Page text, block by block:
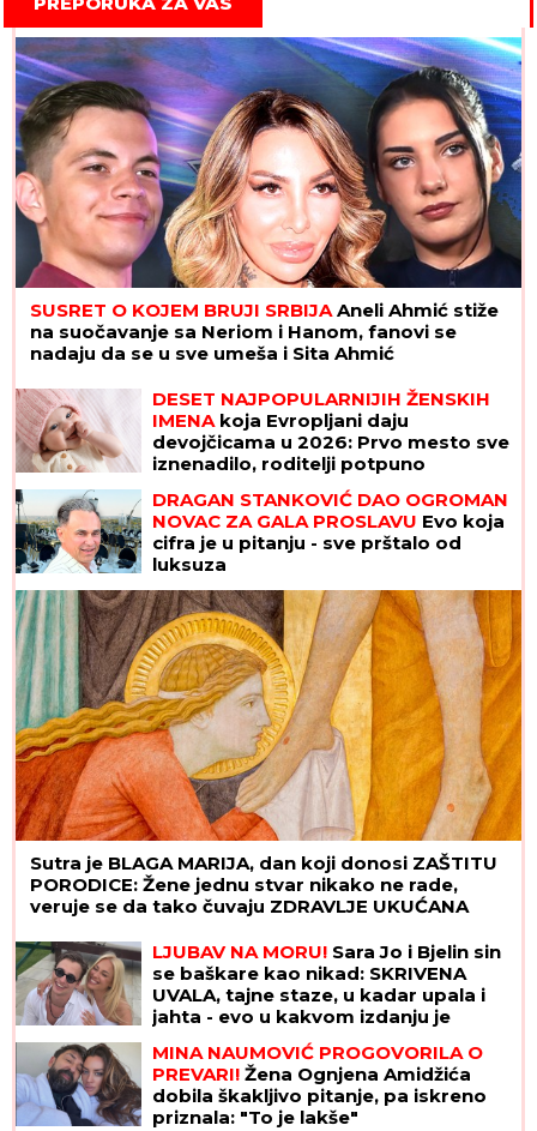
SUSRET O KOJEM BRUJI SRBIJAAneli Ahmić stiže
na suočavanje sa Neriom i Hanom, fanovi se
nadaju da se u sve umeša i Sita Ahmić
DESET NAJPOPULARNIJIH ŽENSKIH
IMENAkoja Evropljani daju
devojčicama u 2026: Prvo mesto sve
iznenadilo, roditelji potpuno
DRAGAN STANKOVIĆ DAO OGROMAN
NOVAC ZA GALA PROSLAVU Evo koja
cifra je u pitanju - sve prštalo od
luksuza
Sutra je BLAGA MARIJA, dan koji donosi ZAŠTITU
PORODICE: Žene jednu stvar nikako ne rade,
veruje se da tako čuvaju ZDRAVLJE UKUĆANA
LJUBAV NA MORU! Sara Jo i Bjelin sin
se baškare kao nikad: SKRIVENA
UVALA, tajne staze, u kadar upala i
jahta - evo u kakvom izdanju je
pevačica slikala Alekseja (FOTO)
MINA NAUMOVIĆ PROGOVORILA O
PREVARI! Žena Ognjena Amidžića
dobila škakljivo pitanje, pa iskreno
priznala: "To je lakše"